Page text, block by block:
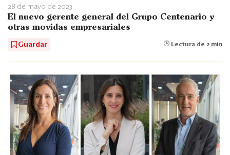
28 de mayo de 2023
El nuevo gerente general del Grupo Centenario y
otras movidas empresariales
Guardar Lectura de 2 min